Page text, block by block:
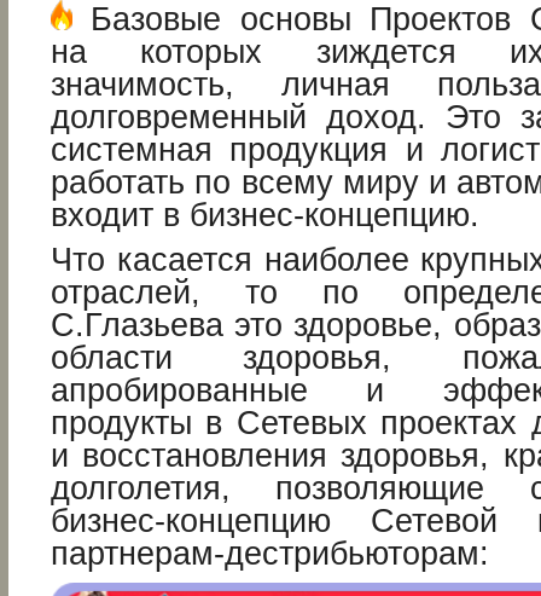
Базовые основы Проектов
на которых зиждется их
значимость, личная
долговременный доход. Это
системная продукция и
работать по всему миру и
входит в бизнес-концепцию.
Что касается наиболее
отраслей, то по
С.Глазьева это здоровье,
области здоровья,
апробированные и
продукты в Сетевых проектах
и восстановления здоровья,
долголетия, позволяющие
бизнес-концепцию
партнерам-дестрибьюторам: